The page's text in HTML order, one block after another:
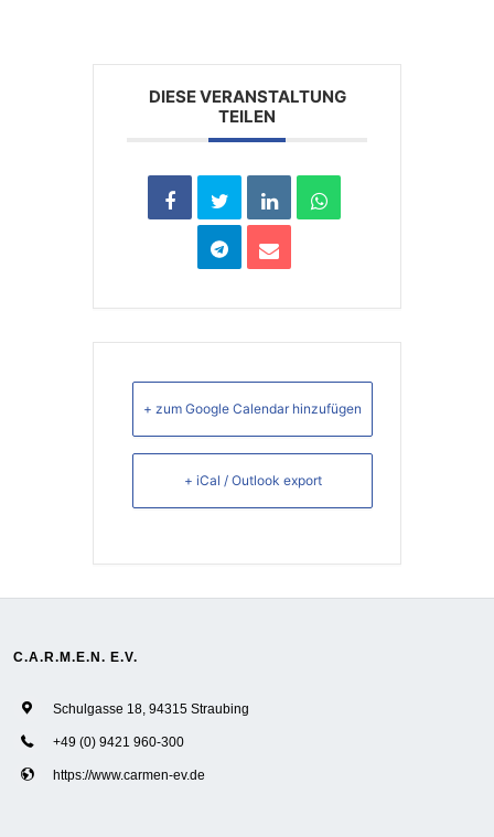
DIESE VERANSTALTUNG
TEILEN
+ zum Google Calendar hinzufügen
+ iCal / Outlook export
C.A.R.M.E.N. E.V.
Schulgasse 18, 94315 Straubing
+49 (0) 9421 960-300
https://www.carmen-ev.de